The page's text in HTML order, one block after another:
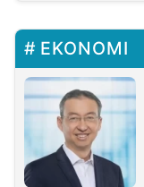
EKONOMI